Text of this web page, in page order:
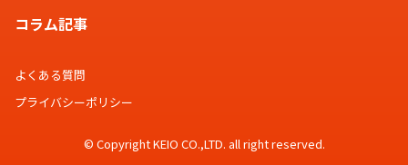
コラム記事
よくある質問
プライバシーポリシー
© Copyright KEIO CO.,LTD. all right reserved.